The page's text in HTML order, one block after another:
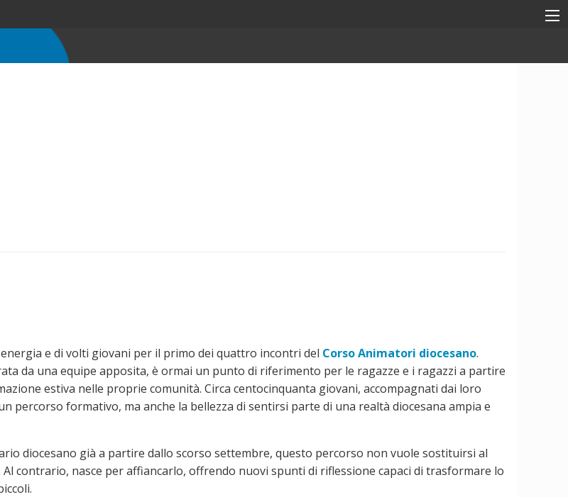
e di volti giovani per il primo dei quattro incontri del Corso Animatori diocesano.
da una equipe apposita, è ormai un punto di riferimento per le ragazze e i ragazzi a partire
estiva nelle proprie comunità. Circa centocinquanta giovani, accompagnati dai loro
percorso formativo, ma anche la bellezza di sentirsi parte di una realtà diocesana ampia e
diocesano già a partire dallo scorso settembre, questo percorso non vuole sostituirsi al
contrario, nasce per affiancarlo, offrendo nuovi spunti di riflessione capaci di trasformare lo